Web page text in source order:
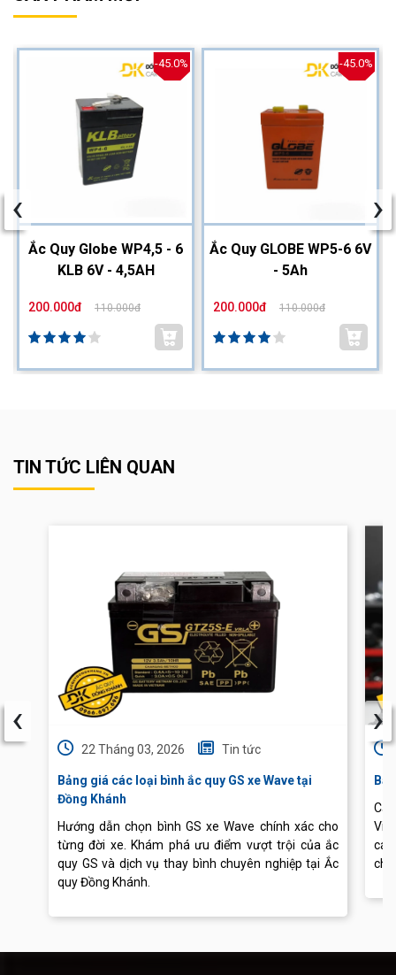
-45.0%
Ắc Quy Globe WP4,5 - 6
KLB 6V - 4,5AH
200.000đ 110.000đ
-45.0%
Ắc Quy GLOBE WP5-6 6V
- 5Ah
200.000đ 110.000đ
‹ ›
TIN TỨC LIÊN QUAN
22 Tháng 03, 2026 Tin tức
Bảng giá các loại bình ắc quy GS xe Wave tại
Đồng Khánh
Hướng dẫn chọn bình GS xe Wave chính xác cho
từng đời xe. Khám phá ưu điểm vượt trội của ắc
quy GS và dịch vụ thay bình chuyên nghiệp tại Ắc
quy Đồng Khánh.
‹ ›